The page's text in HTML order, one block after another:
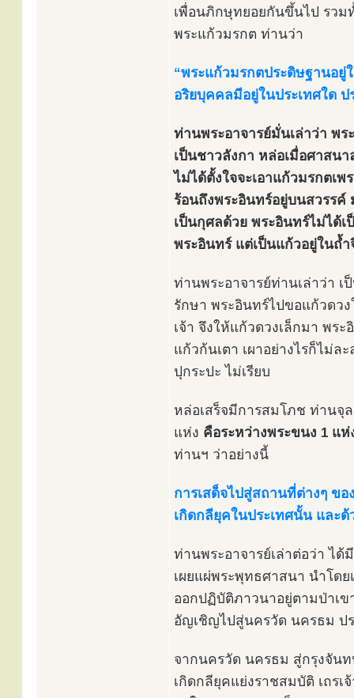
เพื่อนภิกษุทยอยกันขึ้นไป รวม
พระแก้วมรกต ท่านว่า
“พระแก้วมรกตประดิษฐานอยู่
อริยบุคคลมีอยู่ในประเทศใด
ท่านพระอาจารย์มั่นเล่าว่า พ
เป็นชาวลังกา หล่อเมื่อศาสน
ไม่ได้ตั้งใจจะเอาแก้วมรกตเ
ร้อนถึงพระอินทร์อยู่บนสวรร
เป็นกุศลด้วย พระอินทร์ไม่ได้
พระอินทร์ แต่เป็นแก้วอยู่ในถ้
ท่านพระอาจารย์ท่านเล่าว่า
รักษา พระอินทร์ไปขอแก้วดว
เจ้า จึงให้แก้วดวงเล็กมา พร
แก้วก้นเตา เผาอย่างไรก็ไม่ล
ปุกระปะ ไม่เรียบ
หล่อเสร็จมีการสมโภช ท่านจุ
แห่ง คือระหว่างพระขนง 1 แ
ท่านฯ ว่าอย่างนี้
การเสด็จไปสู่สถานที่ต่างๆ ข
เกิดกลียุคในประเทศนั้น และ
ท่านพระอาจารย์เล่าต่อว่า ได้
เผยแผ่พระพุทธศาสนา นำโด
ออกปฏิบัติภาวนาอยู่ตามป่าเ
อัญเชิญไปสู่นครวัด นครธม ปร
จากนครวัด นครธม สู่กรุงจัน
เกิดกลียุคแย่งราชสมบัติ เถรเ